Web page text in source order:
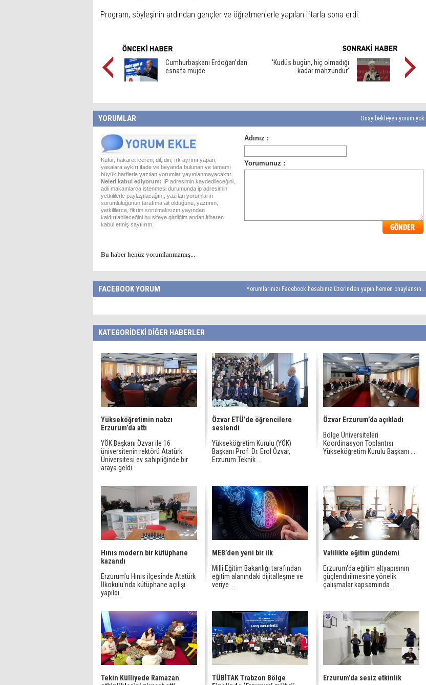
Program, söyleşinin ardından gençler ve öğretmenlerle yapılan iftarla sona erdi.
Cumhurbaşkanı Erdoğan’dan
esnafa müjde
'Kudüs bugün, hiç olmadığı
kadar mahzundur'
YORUMLAR Onay bekleyen yorum yok.
Küfür, hakaret içeren; dil, din, ırk ayrımı yapan;
yasalara aykırı ifade ve beyanda bulunan ve tamamı
büyük harflerle yazılan yorumlar yayınlanmayacaktır.
Neleri kabul ediyorum: IP adresimin kaydedileceğini,
adli makamlarca istenmesi durumunda ip adresimin
yetkililerle paylaşılacağını, yazılan yorumların
sorumluluğunun tarafıma ait olduğunu, yazımın,
yetkililerce, fikrim sorulmaksızın yayından
kaldırılabileceğini bu siteye girdiğim andan itibaren
kabul etmiş sayılırım.
Bu haber henüz yorumlanmamış...
FACEBOOK YORUM Yorumlarınızı Facebook hesabınız üzerinden yapın hemen onaylansın...
KATEGORİDEKİ DİĞER HABERLER
Yükseköğretimin nabzı
Erzurum’da attı
YÖK Başkanı Özvar ile 16
üniversitenin rektörü Atatürk
Üniversitesi ev sahipliğinde bir
araya geldi
Özvar ETÜ’de öğrencilere
seslendi
Yükseköğretim Kurulu (YÖK)
Başkanı Prof. Dr. Erol Özvar,
Erzurum Teknik ...
Özvar Erzurum’da açıkladı
Bölge Üniversiteleri
Koordinasyon Toplantısı
Yükseköğretim Kurulu Başkanı ...
Hınıs modern bir kütüphane
kazandı
Erzurum’u Hınıs ilçesinde Atatürk
İlkokulu'nda kütüphane açılışı
yapıldı.
MEB’den yeni bir ilk
Millî Eğitim Bakanlığı tarafından
eğitim alanındaki dijitalleşme ve
veriye ...
Valilikte eğitim gündemi
Erzurum'da eğitim altyapısının
güçlendirilmesine yönelik
çalışmalar kapsamında ...
Tekin Külliyede Ramazan
TÜBİTAK Trabzon Bölge
Erzurum’da sesiz etkinlik